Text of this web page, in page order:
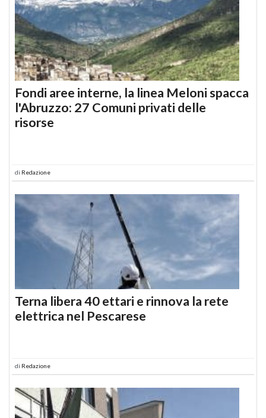
Fondi aree interne, la linea Meloni spacca
l'Abruzzo: 27 Comuni privati delle
risorse
di Redazione
Terna libera 40 ettari e rinnova la rete
elettrica nel Pescarese
di Redazione